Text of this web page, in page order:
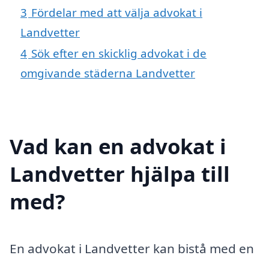
3 Fördelar med att välja advokat i
Landvetter
4 Sök efter en skicklig advokat i de
omgivande städerna Landvetter
Vad kan en advokat i
Landvetter hjälpa till
med?
En advokat i Landvetter kan bistå med en